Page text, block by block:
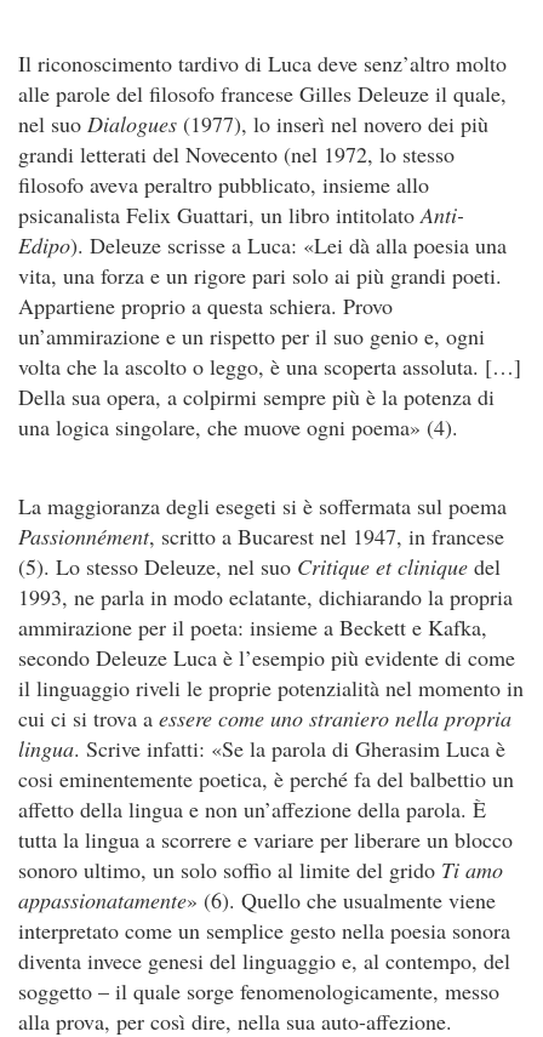
Il riconoscimento tardivo di Luca deve senz’altro molto
alle parole del filosofo francese Gilles Deleuze il quale,
nel suo Dialogues (1977), lo inserì nel novero dei più
grandi letterati del Novecento (nel 1972, lo stesso
filosofo aveva peraltro pubblicato, insieme allo
psicanalista Felix Guattari, un libro intitolatoAnti-
Edipo). Deleuze scrisse a Luca: «Lei dà alla poesia una
vita, una forza e un rigore pari solo ai più grandi poeti.
Appartiene proprio a questa schiera. Provo
un’ammirazione e un rispetto per il suo genio e, ogni
volta che la ascolto o leggo, è una scoperta assoluta. […]
Della sua opera, a colpirmi sempre più è la potenza di
una logica singolare, che muove ogni poema» (4).
La maggioranza degli esegeti si è soffermata sul poema
Passionnément, scritto a Bucarest nel 1947, in francese
(5). Lo stesso Deleuze, nel suo Critique et clinique del
1993, ne parla in modo eclatante, dichiarando la propria
ammirazione per il poeta: insieme a Beckett e Kafka,
secondo Deleuze Luca è l’esempio più evidente di come
il linguaggio riveli le proprie potenzialità nel momento in
cui ci si trova a essere come uno straniero nella propria
lingua. Scrive infatti: «Se la parola di Gherasim Luca è
cosi eminentemente poetica, è perché fa del balbettio un
affetto della lingua e non un’affezione della parola. È
tutta la lingua a scorrere e variare per liberare un blocco
sonoro ultimo, un solo soffio al limite del grido Ti amo
appassionatamente» (6). Quello che usualmente viene
interpretato come un semplice gesto nella poesia sonora
diventa invece genesi del linguaggio e, al contempo, del
soggetto – il quale sorge fenomenologicamente, messo
alla prova, per così dire, nella sua auto-affezione.